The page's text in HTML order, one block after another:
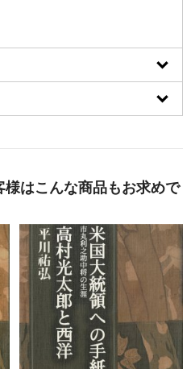
はこんな商品もお求めで